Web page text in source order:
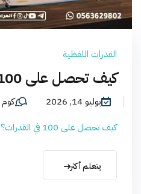
القدرات اللفظية
كيف تحصل على 100 في القدرات؟
يوليو 14, 2026
كوم 0
كيف تحصل على 100 في القدرات؟ كيف تحصل على 100...
يتعلم أكثر